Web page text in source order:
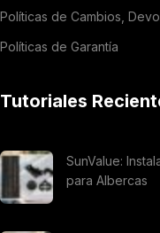
Políticas de Cambios,
Políticas de Garantía
Tutoriales
SunValue:
para Albercas